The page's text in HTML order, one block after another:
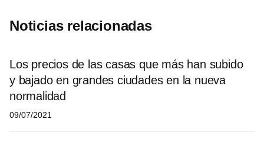
Noticias relacionadas
Los precios de las casas que más han subido
y bajado en grandes ciudades en la nueva
normalidad
09/07/2021